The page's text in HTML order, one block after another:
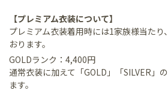
【プレミアム衣装について】
プレミアム衣装着用時には1家族様当たり
おります。
GOLDランク：4,400円
通常衣装に加えて「GOLD」「SILVER」
ます。